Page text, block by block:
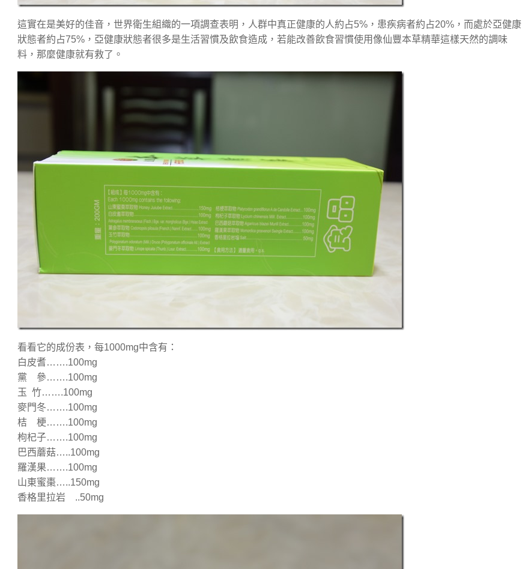
這實在是美好的佳音，世界衛生組織的一項調查表明，人群中真正健康的人約占5%，患疾病者約占20%，而處於亞健康
狀態者約占75%，亞健康狀態者很多是生活習慣及飲食造成，若能改善飲食習慣使用像仙豐本草精華這樣天然的調味
料，那麼健康就有救了。
看看它的成份表，每1000mg中含有：
白皮耆…….100mg
黨 參…….100mg
玉 竹…….100mg
麥門冬…….100mg
桔 梗…….100mg
枸杞子…….100mg
巴西蘑菇…..100mg
羅漢果…….100mg
山東蜜棗…..150mg
香格里拉岩 ..50mg